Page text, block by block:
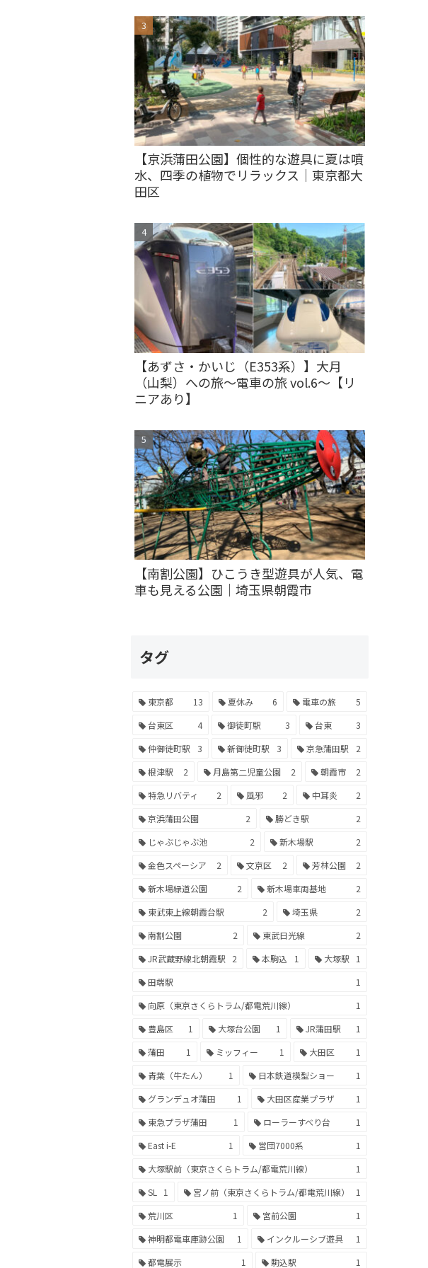
【京浜蒲田公園】個性的な遊具に夏は噴
水、四季の植物でリラックス｜東京都大
田区
【あずさ・かいじ（E353系）】大月
（山梨）への旅～電車の旅 vol.6～【リ
ニアあり】
【南割公園】ひこうき型遊具が人気、電
車も見える公園｜埼玉県朝霞市
タグ
東京都 13 夏休み 6 電車の旅
5
台東区
4 御徒町駅 3 台東
3
仲御徒町駅
3 新御徒町駅 3 京急蒲田駅
2
根津駅
2 月島第二児童公園 2 朝霞市
2
特急リバティ
2 風邪 2 中耳炎
2
京浜蒲田公園
2 勝どき駅
2
じゃぶじゃぶ池
2 新木場駅
2
金色スペーシア
2 文京区 2 芳林公園
2
新木場緑道公園
2 新木場車両基地
2
東武東上線朝霞台駅
2 埼玉県
2
南割公園
2 東武日光線
2
JR武蔵野線北朝霞駅
2 本駒込 1 大塚駅
1
田端駅
1
向原（東京さくらトラム/都電荒川線）
1
豊島区
1 大塚台公園 1 JR蒲田駅
1
蒲田
1 ミッフィー 1 大田区
1
青葉（牛たん）
1 日本鉄道模型ショー
1
グランデュオ蒲田
1 大田区産業プラザ
1
東急プラザ蒲田
1 ローラーすべり台
1
East i-E
1 営団7000系
1
大塚駅前（東京さくらトラム/都電荒川線）
1
SL
1 宮ノ前（東京さくらトラム/都電荒川線）
1
荒川区
1 宮前公園
1
神明都電車庫跡公園
1 インクルーシブ遊具
1
都電展示
1 駒込駅 1